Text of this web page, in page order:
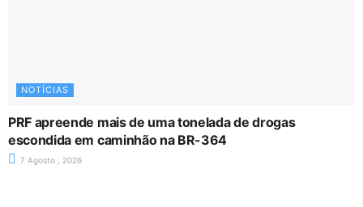
NOTÍCIAS
PRF apreende mais de uma tonelada de drogas
escondida em caminhão na BR-364
7 Agosto , 2026